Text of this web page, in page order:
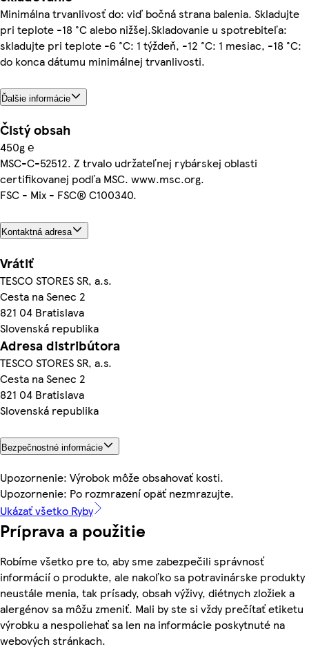
Minimálna trvanlivosť do: viď bočná strana balenia. Skladujte
pri teplote -18 °C alebo nižšej.Skladovanie u spotrebiteľa:
skladujte pri teplote -6 °C: 1 týždeň, -12 °C: 1 mesiac, -18 °C:
do konca dátumu minimálnej trvanlivosti.
Ďalšie informácie
Čistý obsah
450g ℮
MSC-C-52512. Z trvalo udržateľnej rybárskej oblasti
certifikovanej podľa MSC. www.msc.org.
FSC - Mix - FSC® C100340.
Kontaktná adresa
Vrátiť
TESCO STORES SR, a.s.
Cesta na Senec 2
821 04 Bratislava
Slovenská republika
Adresa distribútora
TESCO STORES SR, a.s.
Cesta na Senec 2
821 04 Bratislava
Slovenská republika
Bezpečnostné informácie
Upozornenie: Výrobok môže obsahovať kosti.
Upozornenie: Po rozmrazení opäť nezmrazujte.
Ukázať všetko Ryby
Príprava a použitie
Robíme všetko pre to, aby sme zabezpečili správnosť
informácií o produkte, ale nakoľko sa potravinárske produkty
neustále menia, tak prísady, obsah výživy, diétnych zložiek a
alergénov sa môžu zmeniť. Mali by ste si vždy prečítať etiketu
výrobku a nespoliehať sa len na informácie poskytnuté na
webových stránkach.